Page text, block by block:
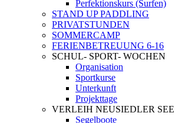
Perfektionskurs (Surfen)
STAND UP PADDLING
PRIVATSTUNDEN
SOMMERCAMP
FERIENBETREUUNG 6-16
SCHUL- SPORT- WOCHEN
Organisation
Sportkurse
Unterkunft
Projekttage
VERLEIH NEUSIEDLER SEE
Segelboote